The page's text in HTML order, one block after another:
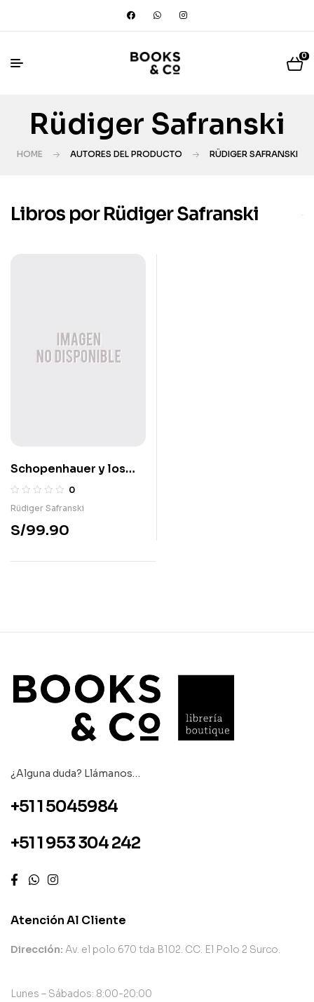
0
Rüdiger Safranski
HOME AUTORES DEL PRODUCTO RÜDIGER SAFRANSKI
Libros por Rüdiger Safranski
Schopenhauer y los
años salvajes de la
filosofía
0
Rüdiger Safranski
S/99.90
¿Alguna duda? Llámanos…
+51 1 5045984
+51 1 953 304 242
Atención Al Cliente
Dirección: Av. el polo 670 tda B102. CC. El Polo 2 Surco.
Lunes – Sábados: 8:00-20:00